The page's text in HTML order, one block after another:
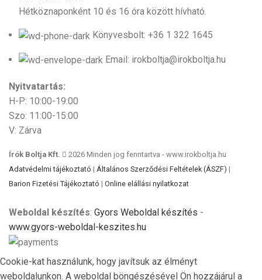
Hétköznaponként 10 és 16 óra között hívható.
Könyvesbolt: +36 1 322 1645
Email: irokboltja@irokboltja.hu
Nyitvatartás:
H-P: 10:00-19:00
Szo: 11:00-15:00
V: Zárva
Írók Boltja Kft.
2026 Minden jog fenntartva - www.irokboltja.hu
Adatvédelmi tájékoztató | Általános Szerződési Feltételek (ÁSZF) |
Barion Fizetési Tájékoztató | Online elállási nyilatkozat
Weboldal készítés: Gyors Weboldal készítés -
www.gyors-weboldal-keszites.hu
Cookie-kat használunk, hogy javítsuk az élményt
weboldalunkon. A weboldal böngészésével Ön hozzájárul a